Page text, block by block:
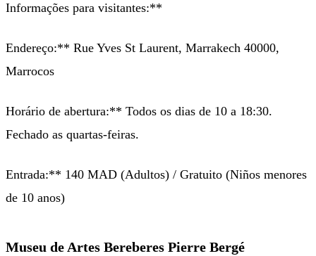
Informações para visitantes:**
Endereço:** Rue Yves St Laurent, Marrakech 40000,
Marrocos
Horário de abertura:** Todos os dias de 10 a 18:30.
Fechado as quartas-feiras.
Entrada:** 140 MAD (Adultos) / Gratuito (Niños menores
de 10 anos)
Museu de Artes Bereberes Pierre Bergé